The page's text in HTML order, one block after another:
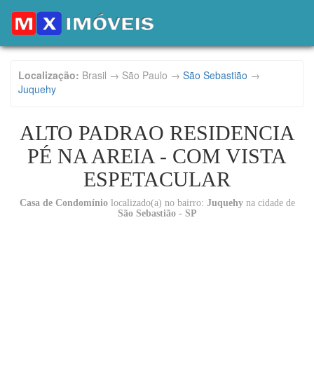
Localização: Brasil → São Paulo → São Sebastião →
Juquehy
ALTO PADRAO RESIDENCIA
PÉ NA AREIA - COM VISTA
ESPETACULAR
Casa de Condomíniolocalizado(a) no bairro: Juquehyna cidade de
São Sebastião - SP